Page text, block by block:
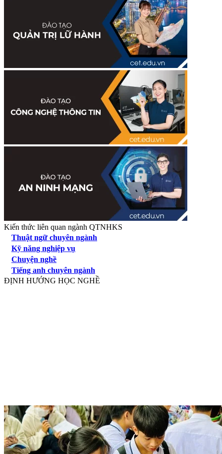
Kiến thức liên quan ngành QTNHKS
Thuật ngữ chuyên ngành
Kỹ năng nghiệp vụ
Chuyện nghề
Tiếng anh chuyên ngành
ĐỊNH HƯỚNG HỌC NGHỀ